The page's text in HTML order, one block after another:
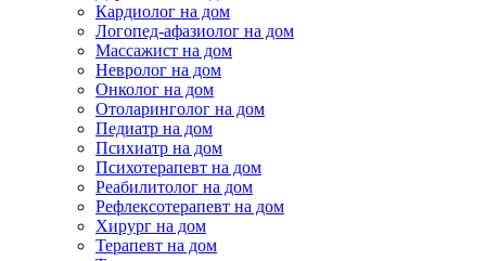
Кардиолог на дом
Логопед-афазиолог на дом
Массажист на дом
Невролог на дом
Онколог на дом
Отоларинголог на дом
Педиатр на дом
Психиатр на дом
Психотерапевт на дом
Реабилитолог на дом
Рефлексотерапевт на дом
Хирург на дом
Терапевт на дом